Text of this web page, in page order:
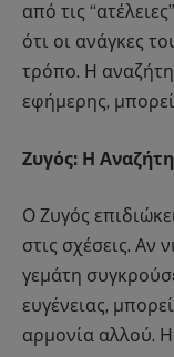
από τις
ότι οι ανάγκες
τρόπο. Η
εφήμερης,
Ζυγός: Η
Ο Ζυγός
στις σχέσεις. Αν
γεμάτη
ευγένειας,
αρμονία αλλού. Η